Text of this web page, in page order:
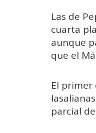
Las de
cuarta
aunque
que el
El
parcial